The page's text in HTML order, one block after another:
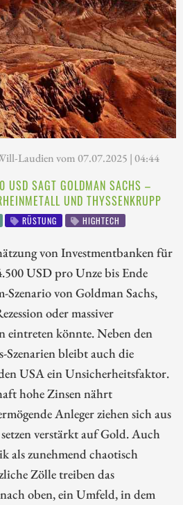
Laudien vom 07.07.2025 | 04:44
USD SAGT GOLDMAN SACHS –
UND THYSSENKRUPP
RÜSTUNG
HIGHTECH
von Investmentbanken für
USD pro Unze bis Ende
Szenario von Goldman Sachs,
oder massiver
eintreten könnte. Neben den
Szenarien bleibt auch die
USA ein Unsicherheitsfaktor.
hohe Zinsen nährt
Anleger ziehen sich aus
verstärkt auf Gold. Auch
als zunehmend chaotisch
Zölle treiben das
oben, ein Umfeld, in dem